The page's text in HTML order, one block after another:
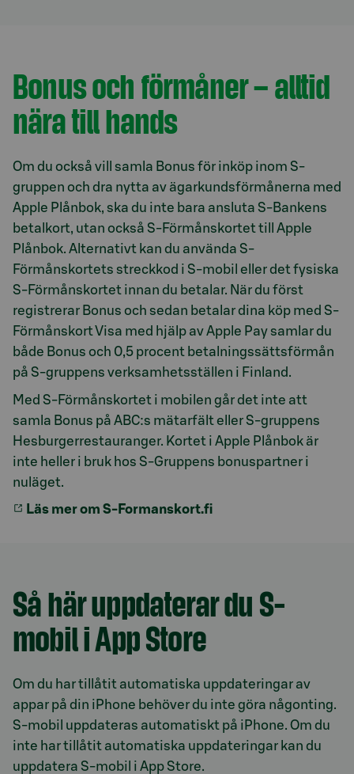
Bonus och förmåner – alltid
nära till hands
Om du också vill samla Bonus för inköp inom S-
gruppen och dra nytta av ägarkundsförmånerna med
Apple Plånbok, ska du inte bara ansluta S-Bankens
betalkort, utan också S-Förmånskortet till Apple
Plånbok. Alternativt kan du använda S-
Förmånskortets streckkod i S-mobil eller det fysiska
S-Förmånskortet innan du betalar. När du först
registrerar Bonus och sedan betalar dina köp med S-
Förmånskort Visa med hjälp av Apple Pay samlar du
både Bonus och 0,5 procent betalningssättsförmån
på S-gruppens verksamhetsställen i Finland.
Med S-Förmånskortet i mobilen går det inte att
samla Bonus på ABC:s mätarfält eller S-gruppens
Hesburgerrestauranger. Kortet i Apple Plånbok är
inte heller i bruk hos S-Gruppens bonuspartner i
nuläget.
Läs mer om S-Formanskort.fi
Så här uppdaterar du S-
mobil i App Store
Om du har tillåtit automatiska uppdateringar av
appar på din iPhone behöver du inte göra någonting.
S-mobil uppdateras automatiskt på iPhone. Om du
inte har tillåtit automatiska uppdateringar kan du
uppdatera S-mobil i App Store.